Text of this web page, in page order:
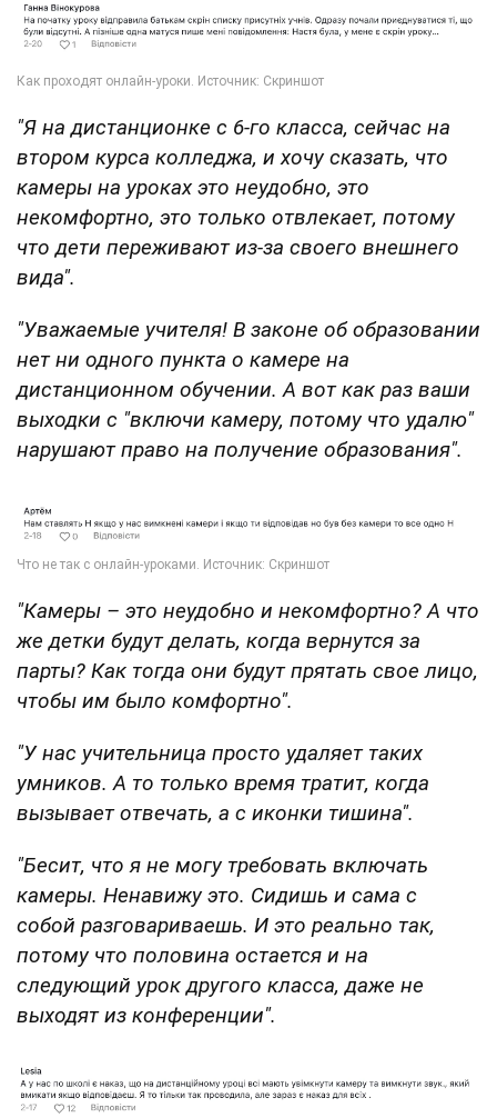
"Я на дистанционке с 6-го класса, сейчас на
втором курса колледжа, и хочу сказать, что
камеры на уроках это неудобно, это
некомфортно, это только отвлекает, потому
что дети переживают из-за своего внешнего
вида".
"Уважаемые учителя! В законе об образовании
нет ни одного пункта о камере на
дистанционном обучении. А вот как раз ваши
выходки с "включи камеру, потому что удалю"
нарушают право на получение образования".
"Камеры – это неудобно и некомфортно? А что
же детки будут делать, когда вернутся за
парты? Как тогда они будут прятать свое лицо,
чтобы им было комфортно".
"У нас учительница просто удаляет таких
умников. А то только время тратит, когда
вызывает отвечать, а с иконки тишина".
"Бесит, что я не могу требовать включать
камеры. Ненавижу это. Сидишь и сама с
собой разговариваешь. И это реально так,
потому что половина остается и на
следующий урок другого класса, даже не
выходят из конференции".